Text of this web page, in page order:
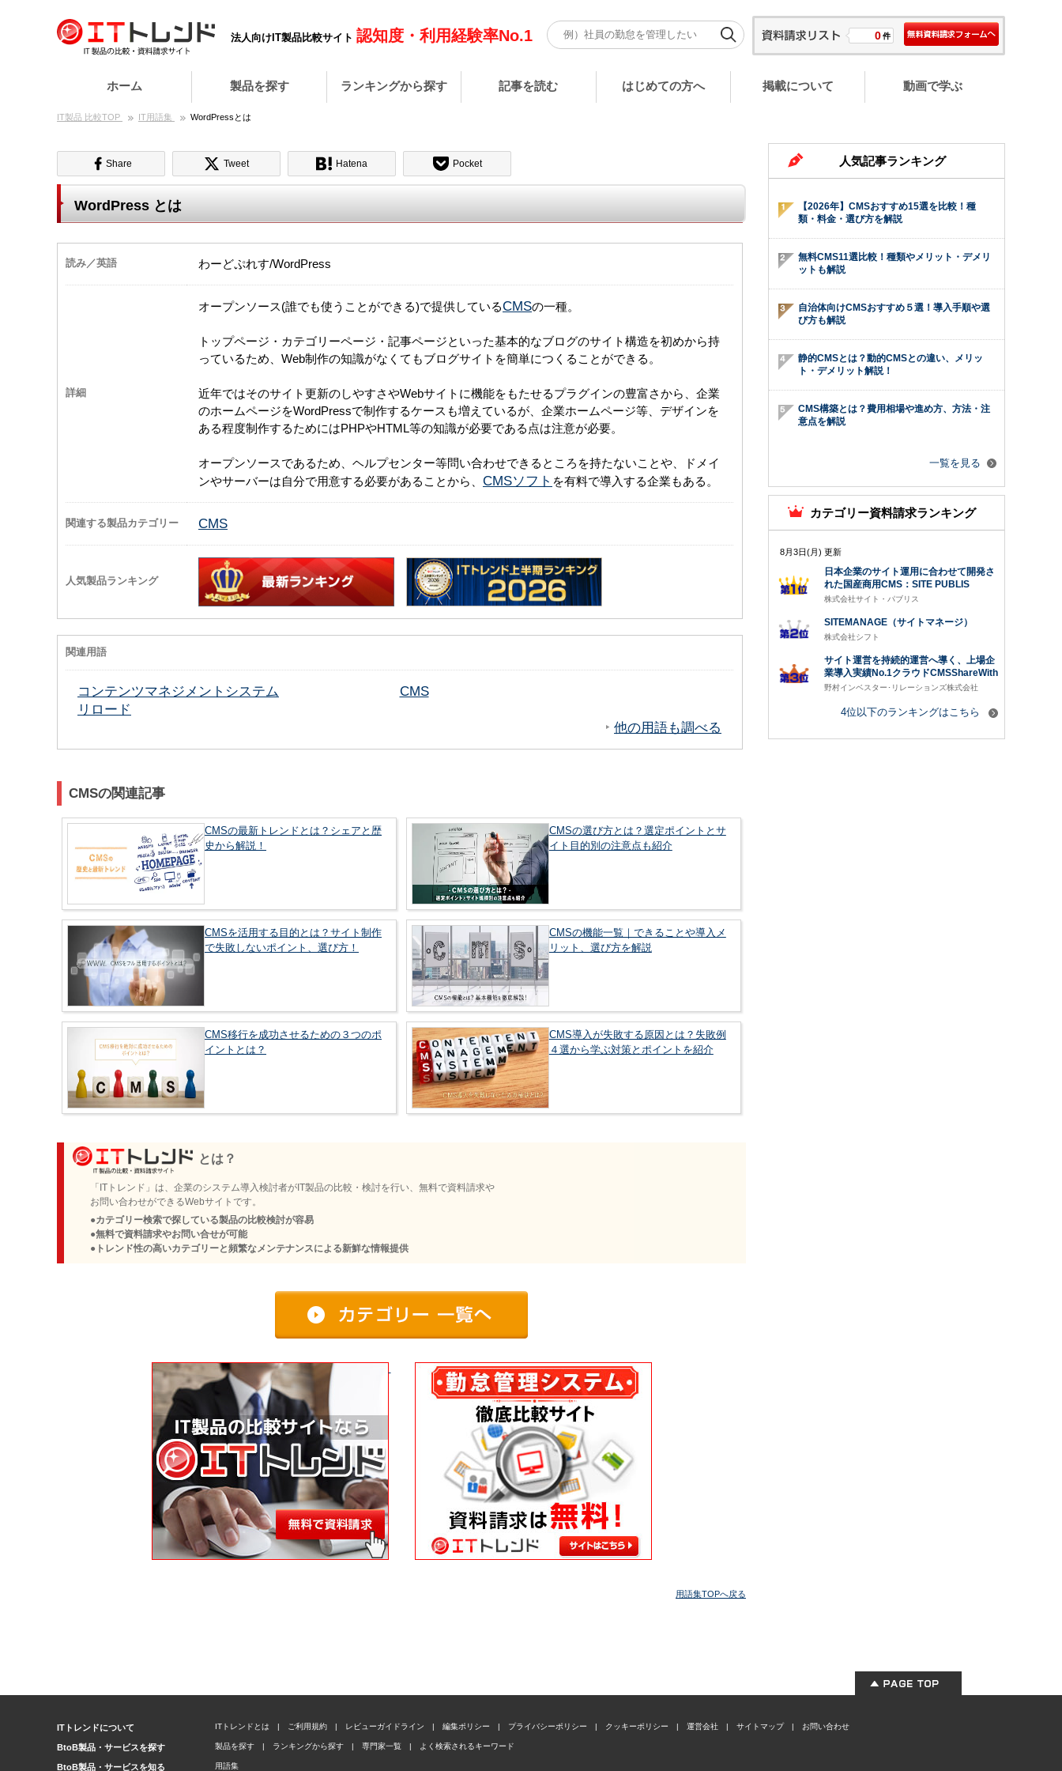
法人向けIT製品比較サイト 認知度・利用経験率No.1 0件
ホーム 製品を探す ランキングから探す 記事を読む はじめての方へ 掲載について 動画で学ぶ
IT製品 比較TOP IT用語集 WordPressとは
Share Tweet Hatena Pocket
WordPress とは
読み／英語 わーどぷれす/WordPress
詳細
オープンソース(誰でも使うことができる)で提供しているCMSの一種。
トップページ・カテゴリーページ・記事ページといった基本的なブログのサイト構造を初めから持
っているため、Web制作の知識がなくてもブログサイトを簡単につくることができる。
近年ではそのサイト更新のしやすさやWebサイトに機能をもたせるプラグインの豊富さから、企業
のホームページをWordPressで制作するケースも増えているが、企業ホームページ等、デザインを
ある程度制作するためにはPHPやHTML等の知識が必要である点は注意が必要。
オープンソースであるため、ヘルプセンター等問い合わせできるところを持たないことや、ドメイ
ンやサーバーは自分で用意する必要があることから、 CMSソフト を有料で導入する企業もある。
関連する製品カテゴリー CMS
人気製品ランキング
関連用語
コンテンツマネジメントシステム
CMS
リロード
他の用語も調べる
CMSの関連記事
CMSの最新トレンドとは？シェアと歴
史から解説！
CMSの選び方とは？選定ポイントとサ
イト目的別の注意点も紹介
CMSを活用する目的とは？サイト制作
で失敗しないポイント、選び方！
CMSの機能一覧｜できることや導入メ
リット、選び方を解説
CMS移行を成功させるための３つのポ
イントとは？
CMS導入が失敗する原因とは？失敗例
４選から学ぶ対策とポイントを紹介
とは？
「ITトレンド」は、企業のシステム導入検討者がIT製品の比較・検討を行い、無料で資料請求や
お問い合わせができるWebサイトです。
●カテゴリー検索で探している製品の比較検討が容易
●無料で資料請求やお問い合せが可能
●トレンド性の高いカテゴリーと頻繁なメンテナンスによる新鮮な情報提供
用語集TOPへ戻る
人気記事ランキング
【2026年】CMSおすすめ15選を比較！種
類・料金・選び方を解説
無料CMS11選比較！種類やメリット・デメリ
ットも解説
自治体向けCMSおすすめ５選！導入手順や選
び方も解説
静的CMSとは？動的CMSとの違い、メリッ
ト・デメリット解説！
CMS構築とは？費用相場や進め方、方法・注
意点を解説
一覧を見る
カテゴリー資料請求ランキング
8月3日(月) 更新
日本企業のサイト運用に合わせて開発さ
れた国産商用CMS：SITE PUBLIS
株式会社サイト・パブリス
SITEMANAGE（サイトマネージ）
株式会社シフト
サイト運営を持続的運営へ導く、上場企
業導入実績No.1クラウドCMSShareWith
野村インベスター･リレーションズ株式会社
4位以下のランキングはこちら
ITトレンドについて ITトレンドとは | ご利用規約 | レビューガイドライン | 編集ポリシー | プライバシーポリシー | クッキーポリシー | 運営会社 | サイトマップ | お問い合わせ
BtoB製品・サービスを探す 製品を探す | ランキングから探す | 専門家一覧 | よく検索されるキーワード
BtoB製品・サービスを知る 用語集